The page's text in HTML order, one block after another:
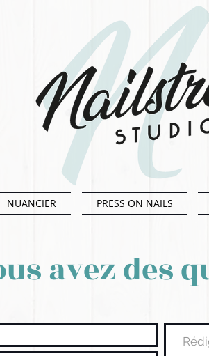
NUANCIER PRESS ON NAILS
avez des